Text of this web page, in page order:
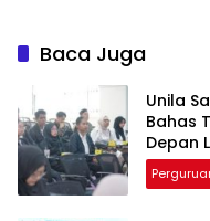
Baca Juga
Unila
Bahas
Depan